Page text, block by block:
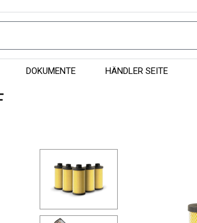
DOKUMENTE HÄNDLER SEITE